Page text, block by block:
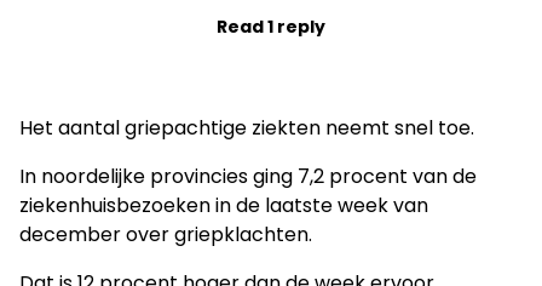
Read 1 reply
Het aantal griepachtige ziekten neemt snel toe.
In noordelijke provincies ging 7,2 procent van de
ziekenhuisbezoeken in de laatste week van
december over griepklachten.